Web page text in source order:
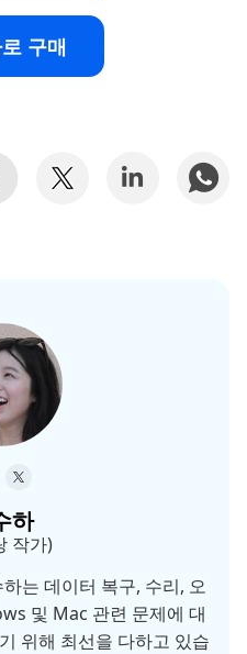
구매
하
작가)
는 데이터 복구, 수리, 오
및 Mac 관련 문제에 대
위해 최선을 다하고 있습